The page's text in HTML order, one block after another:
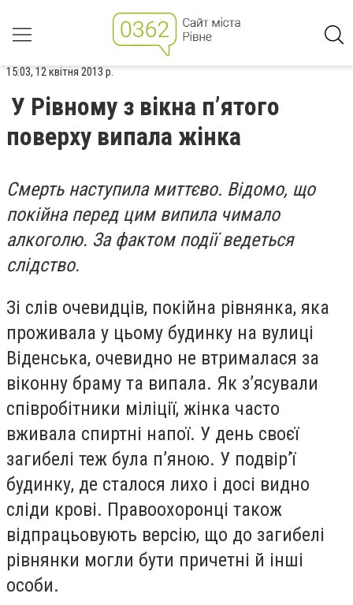
15:03, 12 квітня 2013 р.
У Рівному з вікна п’ятого
поверху випала жінка
Смерть наступила миттєво. Відомо, що
покійна перед цим випила чимало
алкоголю. За фактом події ведеться
слідство.
Зі слів очевидців, покійна рівнянка, яка
проживала у цьому будинку на вулиці
Віденська, очевидно не втрималася за
віконну браму та випала. Як з’ясували
співробітники міліції, жінка часто
вживала спиртні напої. У день своєї
загибелі теж була п’яною. У подвір’ї
будинку, де сталося лихо і досі видно
сліди крові. Правоохоронці також
відпрацьовують версію, що до загибелі
рівнянки могли бути причетні й інші
особи.